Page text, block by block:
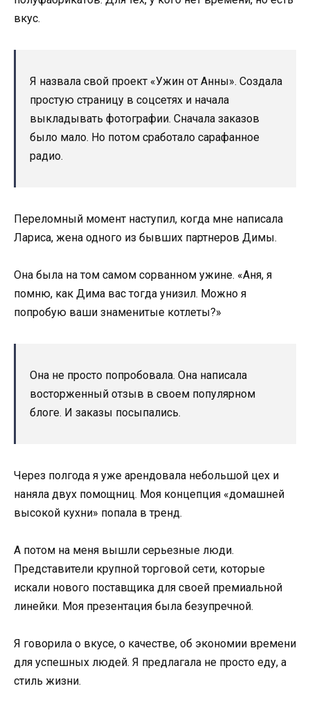
вкус.
Я назвала свой проект «Ужин от Анны». Создала
простую страницу в соцсетях и начала
выкладывать фотографии. Сначала заказов
было мало. Но потом сработало сарафанное
радио.
Переломный момент наступил, когда мне написала
Лариса, жена одного из бывших партнеров Димы.
Она была на том самом сорванном ужине. «Аня, я
помню, как Дима вас тогда унизил. Можно я
попробую ваши знаменитые котлеты?»
Она не просто попробовала. Она написала
восторженный отзыв в своем популярном
блоге. И заказы посыпались.
Через полгода я уже арендовала небольшой цех и
наняла двух помощниц. Моя концепция «домашней
высокой кухни» попала в тренд.
А потом на меня вышли серьезные люди.
Представители крупной торговой сети, которые
искали нового поставщика для своей премиальной
линейки. Моя презентация была безупречной.
Я говорила о вкусе, о качестве, об экономии времени
для успешных людей. Я предлагала не просто еду, а
стиль жизни.